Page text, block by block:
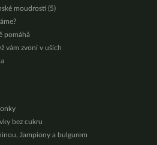
moudrosti (5)
pomáhá
vám zvoní v uších
bez cukru
žampiony a bulgurem